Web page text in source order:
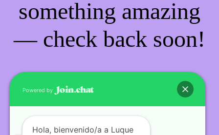
something amazing
— check back soon!
Powered by
Hola, bienvenido/a a Luque